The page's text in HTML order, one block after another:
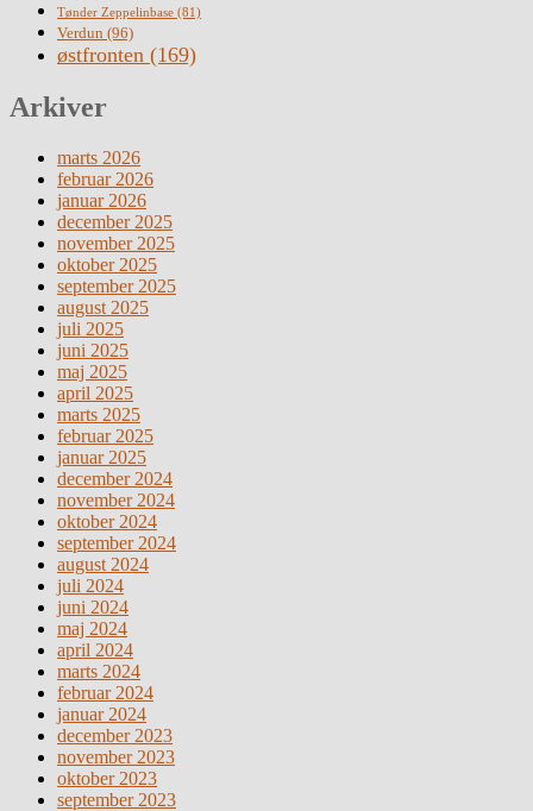
Tønder Zeppelinbase (81)
Verdun (96)
østfronten (169)
Arkiver
marts 2026
februar 2026
januar 2026
december 2025
november 2025
oktober 2025
september 2025
august 2025
juli 2025
juni 2025
maj 2025
april 2025
marts 2025
februar 2025
januar 2025
december 2024
november 2024
oktober 2024
september 2024
august 2024
juli 2024
juni 2024
maj 2024
april 2024
marts 2024
februar 2024
januar 2024
december 2023
november 2023
oktober 2023
september 2023